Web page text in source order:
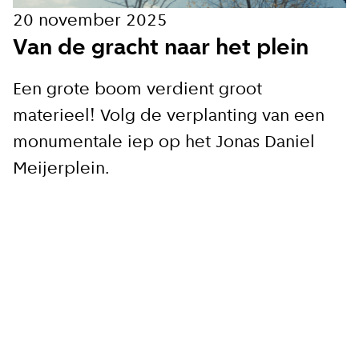
Van de gracht naar het plein
20 november 2025
Een grote boom verdient groot
materieel! Volg de verplanting van een
monumentale iep op het Jonas Daniel
Meijerplein.